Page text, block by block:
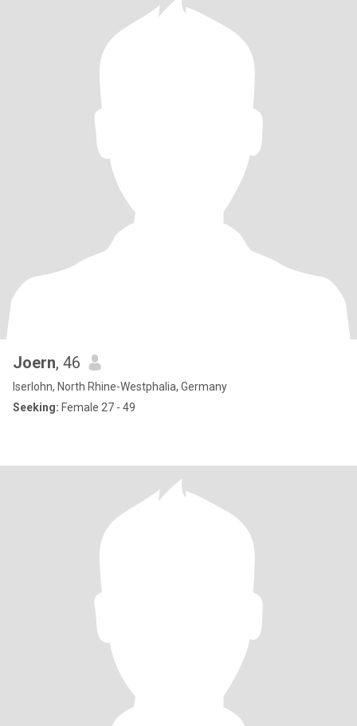
Joern, 46
Iserlohn, North Rhine-Westphalia, Germany
Seeking: Female 27 - 49